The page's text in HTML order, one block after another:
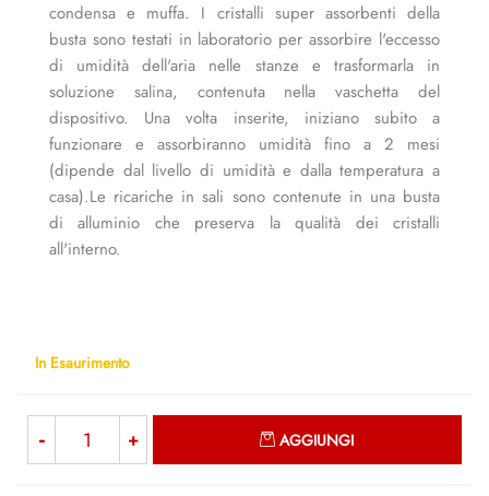
condensa e muffa. I cristalli super assorbenti della
busta sono testati in laboratorio per assorbire l'eccesso
di umidità dell'aria nelle stanze e trasformarla in
soluzione salina, contenuta nella vaschetta del
dispositivo. Una volta inserite, iniziano subito a
funzionare e assorbiranno umidità fino a 2 mesi
(dipende dal livello di umidità e dalla temperatura a
casa).Le ricariche in sali sono contenute in una busta
di alluminio che preserva la qualità dei cristalli
all'interno.
In Esaurimento
AGGIUNGI